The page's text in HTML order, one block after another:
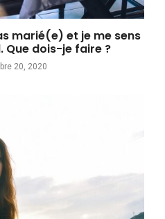
marié(e) et je me sens
Que dois-je faire ?
20, 2020